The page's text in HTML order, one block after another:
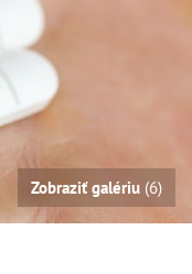
Zobraziť galériu (6)